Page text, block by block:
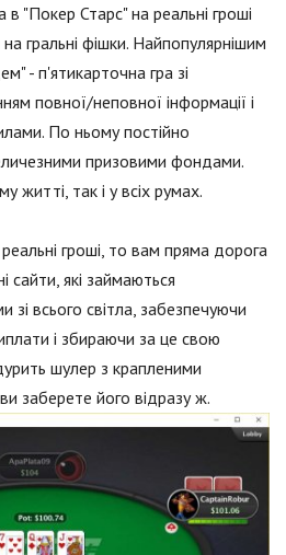
в "Покер Старс" на реальні гроші
гральні фішки. Найпопулярнішим
- п'ятикарточна гра зі
повної/неповної інформації і
По ньому постійно
призовими фондами.
житті, так і у всіх румах.
гроші, то вам пряма дорога
сайти, які займаються
зі всього світла, забезпечуючи
і збираючи за це свою
шулер з крапленими
заберете його відразу ж.